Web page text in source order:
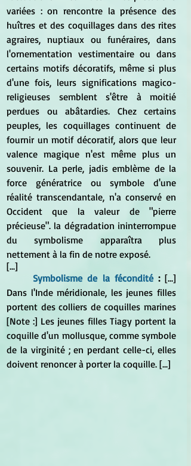
variées : on rencontre la présence des
huîtres et des coquillages dans des rites
agraires, nuptiaux ou funéraires, dans
l'ornementation vestimentaire ou dans
certains motifs décoratifs, même si plus
d'une fois, leurs significations magico-
religieuses semblent s'être à moitié
perdues ou abâtardies. Chez certains
peuples, les coquillages continuent de
fournir un motif décoratif, alors que leur
valence magique n'est même plus un
souvenir. La perle, jadis emblème de la
force génératrice ou symbole d'une
réalité transcendantale, n'a conservé en
Occident que la valeur de "pierre
précieuse". la dégradation ininterrompue
du symbolisme apparaîtra plus
nettement à la fin de notre exposé.
[...]
Symbolisme de la fécondité : [...]
Dans l'Inde méridionale, les jeunes filles
portent des colliers de coquilles marines
[Note :] Les jeunes filles Tiagy portent la
coquille d'un mollusque, comme symbole
de la virginité ; en perdant celle-ci, elles
doivent renoncer à porter la coquille. [...]